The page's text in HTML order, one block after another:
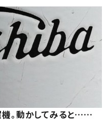
。動かしてみると……